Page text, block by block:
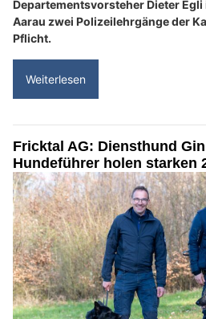
Departementsvorsteher Dieter
Aarau zwei Polizeilehrgänge der
Pflicht.
Weiterlesen
Fricktal AG: Diensthund
Hundeführer holen starken